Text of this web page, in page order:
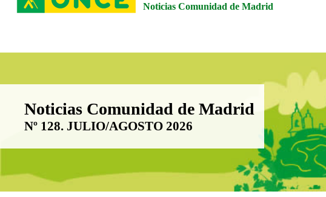
Noticias Comunidad de Madrid
Boletín Noticias Comunidad de Madrid
Noticias Comunidad de Madrid
Nº 128. JULIO/AGOSTO 2026